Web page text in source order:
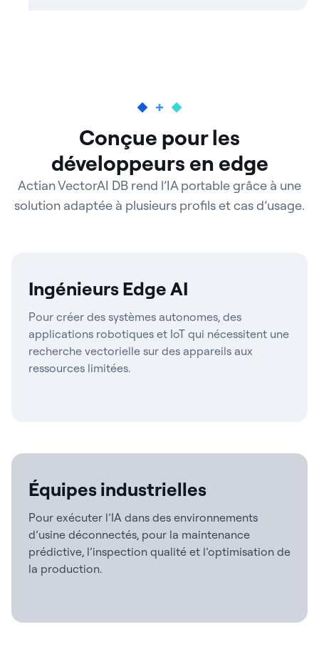
Conçue pour les
développeurs en edge
Actian VectorAI DB rend l’IA portable grâce à une
solution adaptée à plusieurs profils et cas d’usage.
Ingénieurs Edge AI
Pour créer des systèmes autonomes, des
applications robotiques et IoT qui nécessitent une
recherche vectorielle sur des appareils aux
ressources limitées.
Équipes industrielles
Pour exécuter l’IA dans des environnements
d’usine déconnectés, pour la maintenance
prédictive, l’inspection qualité et l’optimisation de
la production.